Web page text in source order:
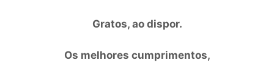
Gratos, ao dispor.
Os melhores cumprimentos,